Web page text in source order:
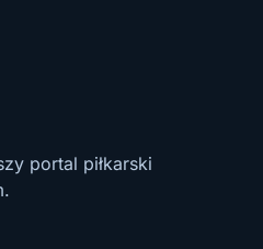
portal piłkarski